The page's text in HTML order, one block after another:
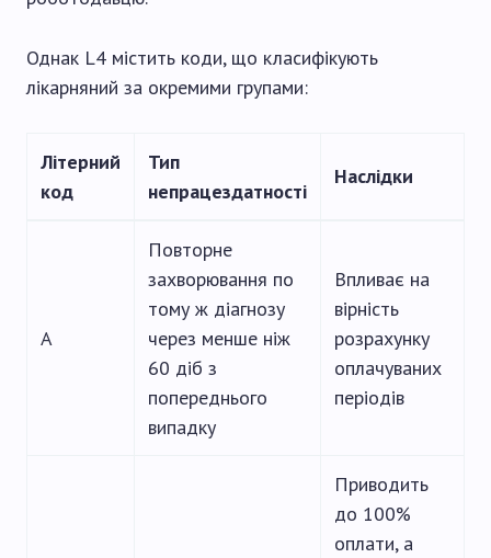
Однак L4 містить коди, що класифікують
лікарняний за окремими групами:
Літерний
код
Тип
непрацездатності
Наслідки
A
Повторне
захворювання по
тому ж діагнозу
через менше ніж
60 діб з
попереднього
випадку
Впливає на
вірність
розрахунку
оплачуваних
періодів
Приводить
до 100%
оплати, а